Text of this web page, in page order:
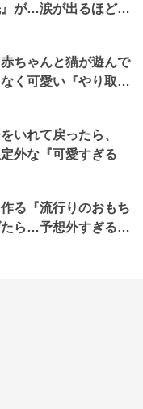
が…涙が出るほど…
ちゃんと猫が遊んで
く可愛い『やり取…
いれて戻ったら、
外な『可愛すぎる
る『流行りのおもち
たら…予想外すぎる…